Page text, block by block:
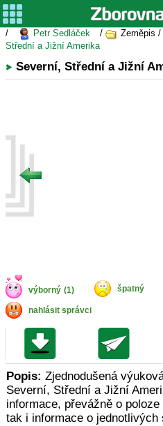
/ Petr Sedláček / Zeměpis /
Střední a Jižní Amerika
Severní, Střední a Jižní
výborný (1) špatný
nahlásit správci
Popis: Zjednodušená
Severní, Střední a Jižní
informace, převážně o
tak i informace o jednotlivých